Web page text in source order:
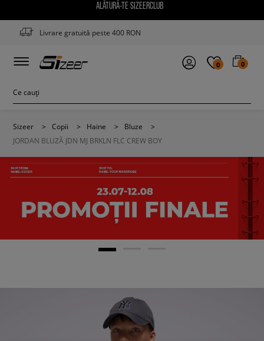
ALĂTURĂ-TE SIZEERCLUB
Livrare gratuită peste 400 RON
0 0
Sizeer > Copii > Haine > Bluze
>
JORDAN BLUZĂ JDN MJ BRKLN FLC CREW BOY